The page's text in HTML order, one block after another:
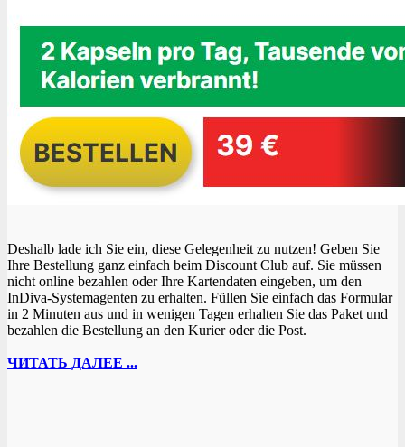
Deshalb lade ich Sie ein, diese Gelegenheit zu nutzen! Geben Sie
Ihre Bestellung ganz einfach beim Discount Club auf. Sie müssen
nicht online bezahlen oder Ihre Kartendaten eingeben, um den
InDiva-Systemagenten zu erhalten. Füllen Sie einfach das Formular
in 2 Minuten aus und in wenigen Tagen erhalten Sie das Paket und
bezahlen die Bestellung an den Kurier oder die Post.
ЧИТАТЬ ДАЛЕЕ ...